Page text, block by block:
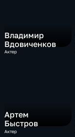
Владимир
Вдовиченков
Актер
Артем
Быстров
Актер